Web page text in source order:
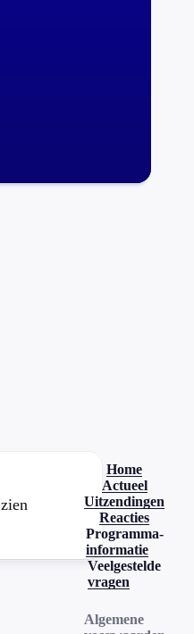
Home
Actueel
Uitzendingen
Reacties
Programma-
informatie
Veelgestelde
vragen
Algemene